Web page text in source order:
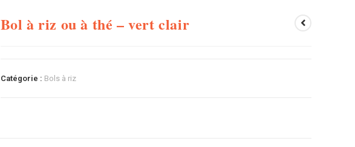
Bol à riz ou à thé – vert clair
Catégorie : Bols à riz